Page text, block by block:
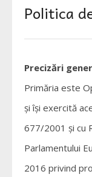
Politica
Precizări
Primăria este
și își exercită
677/2001 și cu
Parlamentului
2016 privind